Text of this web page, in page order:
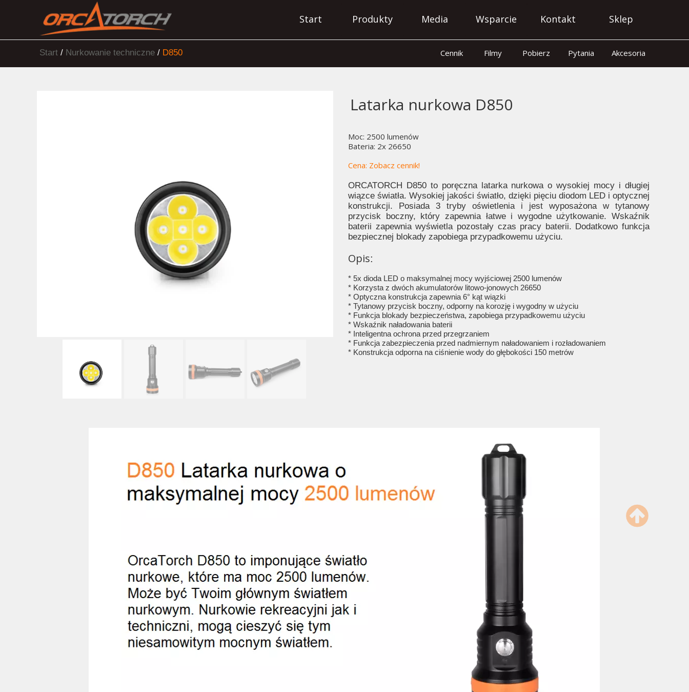
Start Produkty Media Wsparcie Kontakt Sklep
Cennik Akcesoria
Pytania
Pobierz
Filmy
Start / Nurkowanie techniczne / D850
Latarka nurkowa D850
Moc: 2500 lumenów
Bateria: 2x 26650
Cena: Zobacz cennik!
ORCATORCH D850 to poręczna latarka nurkowa o wysokiej mocy i długiej
wiązce światła. Wysokiej jakości światło, dzięki pięciu diodom LED i optycznej
konstrukcji. Posiada 3 tryby oświetlenia i jest wyposażona w tytanowy
przycisk boczny, który zapewnia łatwe i wygodne użytkowanie. Wskaźnik
baterii zapewnia wyświetla pozostały czas pracy baterii. Dodatkowo funkcja
bezpiecznej blokady zapobiega przypadkowemu użyciu.
Opis:
* 5x dioda LED o maksymalnej mocy wyjściowej 2500 lumenów
* Korzysta z dwóch akumulatorów litowo-jonowych 26650
* Optyczna konstrukcja zapewnia 6° kąt wiązki
* Tytanowy przycisk boczny, odporny na korozję i wygodny w użyciu
* Funkcja blokady bezpieczeństwa, zapobiega przypadkowemu użyciu
* Wskaźnik naładowania baterii
* Inteligentna ochrona przed przegrzaniem
* Funkcja zabezpieczenia przed nadmiernym naładowaniem i rozładowaniem
* Konstrukcja odporna na ciśnienie wody do głębokości 150 metrów